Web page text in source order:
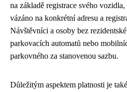
na základě registrace svého
vázáno na konkrétní adresu a
Návštěvníci a osoby bez
parkovacích automatů nebo
parkovného za stanovenou sazbu.
Důležitým aspektem platnosti je také